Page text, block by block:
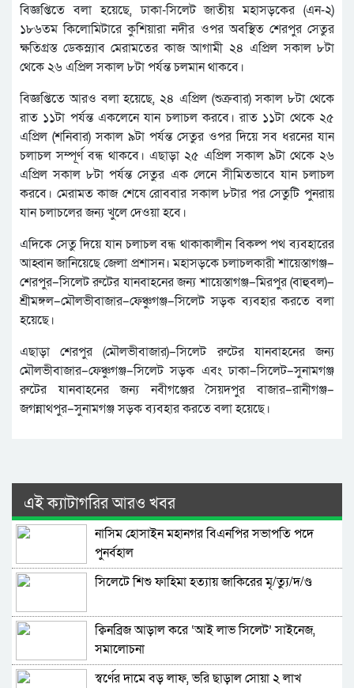
বিজ্ঞপ্তিতে বলা হয়েছে, ঢাকা-সিলেট জাতীয় মহাসড়কের (এন-২)
১৮৬তম কিলোমিটারে কুশিয়ারা নদীর ওপর অবস্থিত শেরপুর সেতুর
ক্ষতিগ্রস্ত ডেকস্ল্যাব মেরামতের কাজ আগামী ২৪ এপ্রিল সকাল ৮টা
থেকে ২৬ এপ্রিল সকাল ৮টা পর্যন্ত চলমান থাকবে।
বিজ্ঞপ্তিতে আরও বলা হয়েছে, ২৪ এপ্রিল (শুক্রবার) সকাল ৮টা থেকে
রাত ১১টা পর্যন্ত একলেনে যান চলাচল করবে। রাত ১১টা থেকে ২৫
এপ্রিল (শনিবার) সকাল ৯টা পর্যন্ত সেতুর ওপর দিয়ে সব ধরনের যান
চলাচল সম্পূর্ণ বন্ধ থাকবে। এছাড়া ২৫ এপ্রিল সকাল ৯টা থেকে ২৬
এপ্রিল সকাল ৮টা পর্যন্ত সেতুর এক লেনে সীমিতভাবে যান চলাচল
করবে। মেরামত কাজ শেষে রোববার সকাল ৮টার পর সেতুটি পুনরায়
যান চলাচলের জন্য খুলে দেওয়া হবে।
এদিকে সেতু দিয়ে যান চলাচল বন্ধ থাকাকালীন বিকল্প পথ ব্যবহারের
আহ্বান জানিয়েছে জেলা প্রশাসন। মহাসড়কে চলাচলকারী শায়েস্তাগঞ্জ–
শেরপুর–সিলেট রুটের যানবাহনের জন্য শায়েস্তাগঞ্জ–মিরপুর (বাহুবল)–
শ্রীমঙ্গল–মৌলভীবাজার–ফেঞ্চুগঞ্জ–সিলেট সড়ক ব্যবহার করতে বলা
হয়েছে।
এছাড়া শেরপুর (মৌলভীবাজার)–সিলেট রুটের যানবাহনের জন্য
মৌলভীবাজার–ফেঞ্চুগঞ্জ–সিলেট সড়ক এবং ঢাকা–সিলেট–সুনামগঞ্জ
রুটের যানবাহনের জন্য নবীগঞ্জের সৈয়দপুর বাজার–রানীগঞ্জ–
জগন্নাথপুর–সুনামগঞ্জ সড়ক ব্যবহার করতে বলা হয়েছে।
এই ক্যাটাগরির আরও খবর
নাসিম হোসাইন মহানগর বিএনপির সভাপতি পদে
পুনর্বহাল
সিলেটে শিশু ফাহিমা হত্যায় জাকিরের মৃ/ত্যু/দ/ণ্ড
ক্বিনব্রিজ আড়াল করে ‘আই লাভ সিলেট’ সাইনেজ,
সমালোচনা
স্বর্ণের দামে বড় লাফ, ভরি ছাড়াল সোয়া ২ লাখ